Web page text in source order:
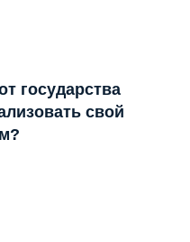
государства
свой